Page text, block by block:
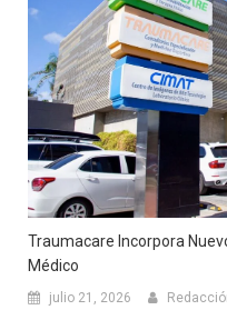
Traumacare Incorpora
Médico
julio 21, 2026